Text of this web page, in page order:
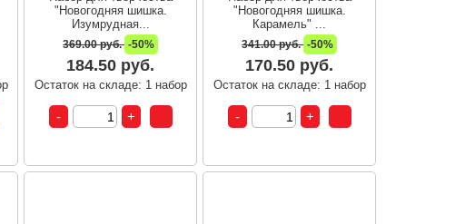
"Новогодняя шишка.
Изумрудная...
369.00 руб. -50%
184.50 руб.
Остаток на складе: 1 набор
"Новогодняя шишка.
Карамель" ...
341.00 руб. -50%
170.50 руб.
Остаток на складе: 1 набор